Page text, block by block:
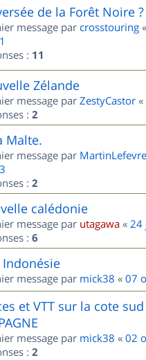
de la Forêt Noire
message par crosstouring «
: 11
Zélande
message par ZestyCastor «
: 2
Malte.
message par MartinLefevre
: 2
calédonie
message par utagawa « 24
: 6
Indonésie
message par mick38 « 07
et VTT sur la cote
message par mick38 « 02
: 2